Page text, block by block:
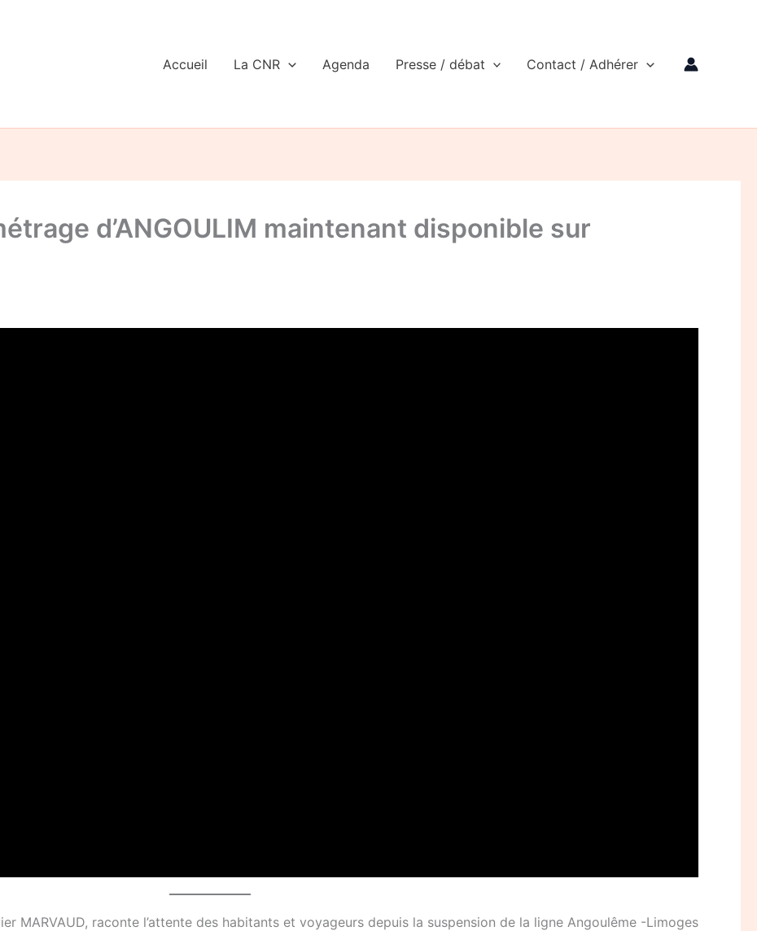
Accueil La CNR Agenda Presse / débat Contact / Adhérer
d’ANGOULIM maintenant disponible sur
MARVAUD, raconte l’attente des habitants et voyageurs depuis la suspension de la ligne Angoulême -Limoges